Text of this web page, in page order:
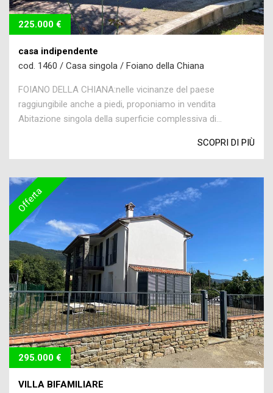
225.000 €
casa indipendente
cod. 1460 / Casa singola / Foiano della Chiana
FOIANO DELLA CHIANA:nelle vicinanze del paese
raggiungibile anche a piedi, proponiamo in vendita
Abitazione singola della superficie complessiva di...
SCOPRI DI PIÙ
Offerta
295.000 €
VILLA BIFAMILIARE